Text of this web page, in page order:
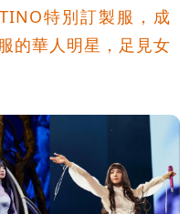
特別訂製服，成
的華人明星，足見女